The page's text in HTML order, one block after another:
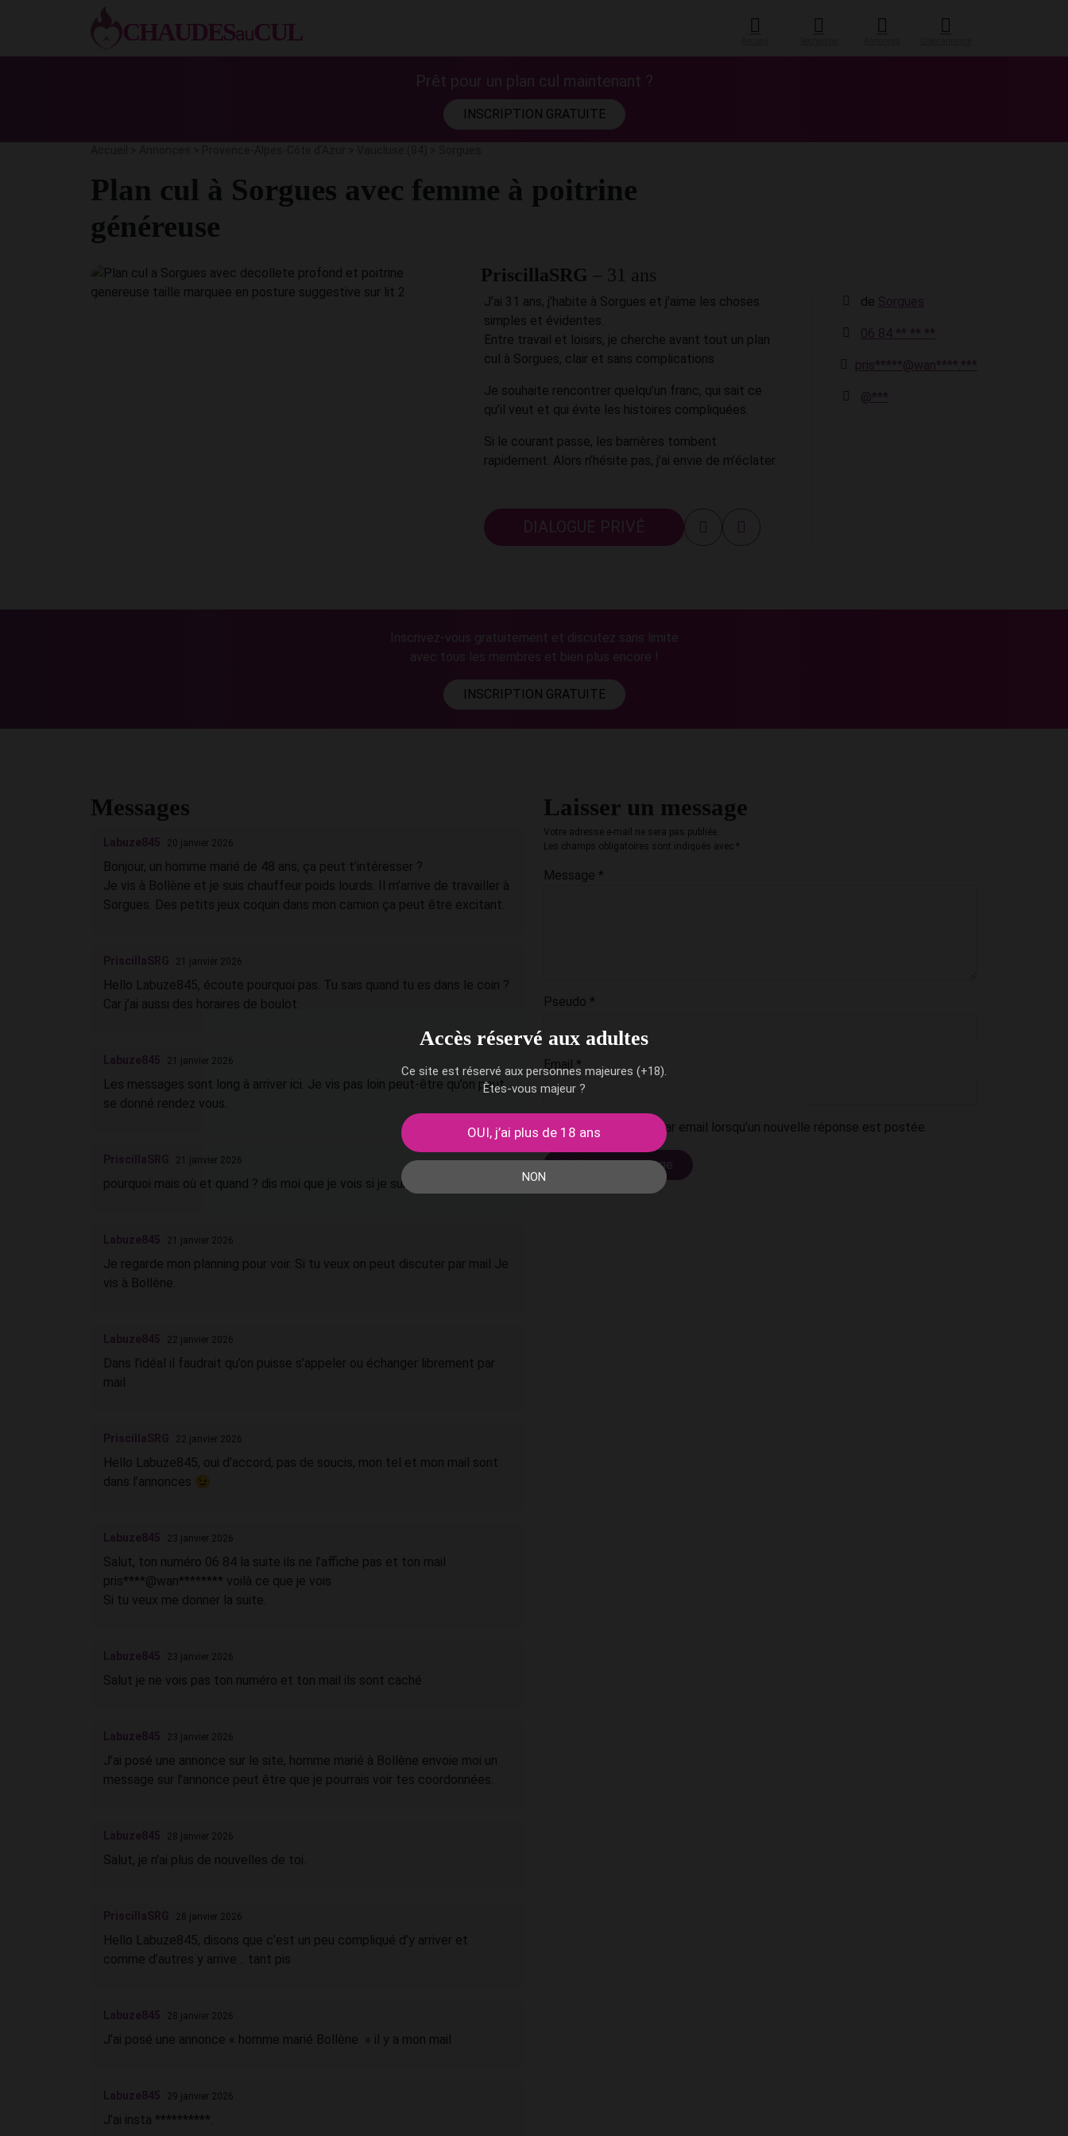
contenu
Accès réservé aux adultes
Ce site est réservé aux personnes majeures (+18).
Êtes-vous majeur ?
OUI, j’ai plus de 18 ans
NON
CHAUDESauCUL
Prêt pour un plan cul maintenant ?
INSCRIPTION GRATUITE
Plan cul à Sorgues avec femme à poitrine
généreuse
PriscillaSRG – 31 ans
J’ai 31 ans, j’habite à Sorgues et j’aime les choses
simples et évidentes.
Entre travail et loisirs, je cherche avant tout un plan
cul à Sorgues, clair et sans complications
Je souhaite rencontrer quelqu’un franc, qui sait ce
qu’il veut et qui évite les histoires compliquées.
Si le courant passe, les barrières tombent
rapidement. Alors n’hésite pas, j’ai envie de m’éclater.
DIALOGUE PRIVÉ
de Sorgues
06 84 ** ** **
pris*****@wan****.***
@***
Inscrivez-vous gratuitement et discutez sans limite
avec tous les membres et bien plus encore !
INSCRIPTION GRATUITE
Messages
Labuze845 20 janvier 2026
Bonjour, un homme marié de 48 ans, ça peut t’intéresser ?
Je vis à Bollène et je suis chauffeur poids lourds. Il m’arrive de travailler à
Sorgues. Des petits jeux coquin dans mon camion ça peut être excitant.
PriscillaSRG 21 janvier 2026
Hello Labuze845, écoute pourquoi pas. Tu sais quand tu es dans le coin ?
Car j’ai aussi des horaires de boulot.
Labuze845 21 janvier 2026
Les messages sont long à arriver ici. Je vis pas loin peut-être qu’on peut
se donné rendez vous.
PriscillaSRG 21 janvier 2026
pourquoi mais où et quand ? dis moi que je vois si je suis dispo
Labuze845 21 janvier 2026
Je regarde mon planning pour voir. Si tu veux on peut discuter par mail Je
vis à Bollène.
Labuze845 22 janvier 2026
Dans l’idéal il faudrait qu’on puisse s’appeler ou échanger librement par
mail
PriscillaSRG 22 janvier 2026
Hello Labuze845, oui d’accord, pas de soucis, mon tel et mon mail sont
dans l’annonces 😉
Labuze845 23 janvier 2026
Salut, ton numéro 06 84 la suite ils ne l’affiche pas et ton mail
pris****@wan******** voilà ce que je vois
Si tu veux me donner la suite.
Labuze845 23 janvier 2026
Salut je ne vois pas ton numéro et ton mail ils sont caché
Labuze845 23 janvier 2026
J’ai posé une annonce sur le site, homme marié à Bollène envoie moi un
message sur l’annonce peut être que je pourrais voir tes coordonnées.
Labuze845 28 janvier 2026
Salut, je n’ai plus de nouvelles de toi.
PriscillaSRG 28 janvier 2026
Hello Labuze845, disons que c’est un peu compliqué d’y arriver et
comme d’autres y arrive… tant pis
Labuze845 28 janvier 2026
J’ai posé une annonce « homme marié Bollène » il y a mon mail
Labuze845 29 janvier 2026
J’ai insta **********.
Laisser un message
Votre adresse e-mail ne sera pas publiée.
Les champs obligatoires sont indiqués avec *
Message *
Pseudo *
Email *
Avertissez-moi par email lorsqu’un nouvelle réponse est postée.